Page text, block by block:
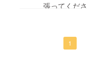
張ってくだ
1